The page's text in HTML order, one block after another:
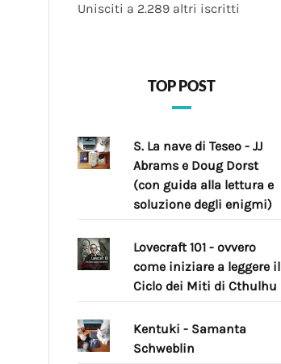
Unisciti a 2.289 altri iscritti
TOP POST
S. La nave di Teseo - JJ
Abrams e Doug Dorst
(con guida alla lettura e
soluzione degli enigmi)
Lovecraft 101 - ovvero
come iniziare a leggere il
Ciclo dei Miti di Cthulhu
Kentuki - Samanta
Schweblin